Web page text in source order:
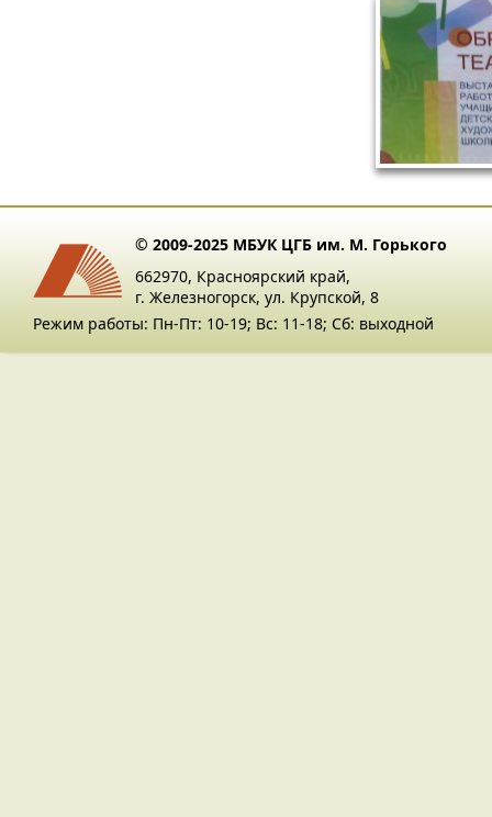
© 2009-2025 МБУК ЦГБ им. М. Горького
662970, Красноярский край,
г. Железногорск, ул. Крупской, 8
Режим работы: Пн-Пт: 10-19; Вс: 11-18; Сб: выходной